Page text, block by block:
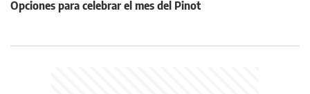
Opciones para celebrar el mes del Pinot